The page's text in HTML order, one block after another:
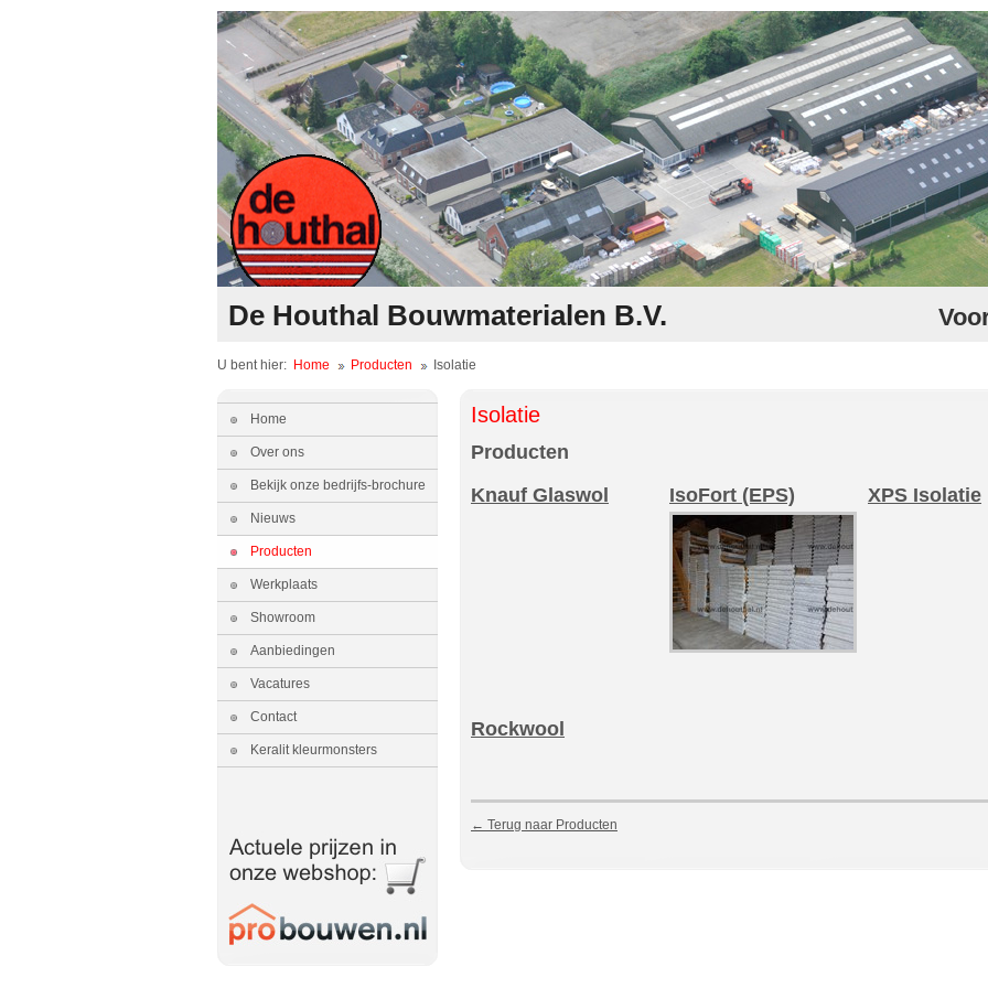
De Houthal Bouwmaterialen B.V.
U bent hier: Home Producten Isolatie
Home
Over ons
Bekijk onze bedrijfs-brochure
Nieuws
Producten
Werkplaats
Showroom
Aanbiedingen
Vacatures
Contact
Keralit kleurmonsters
Isolatie
Producten
Knauf Glaswol
IsoFort (EPS) XPS Isolatie
Rockwool
← Terug naar Producten